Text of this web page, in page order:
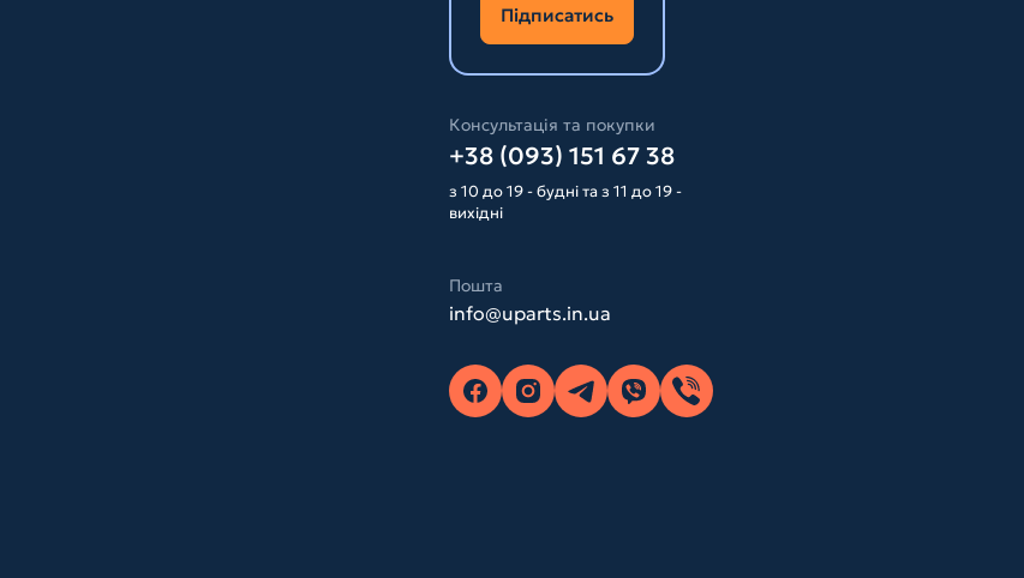
Підписатись
Консультація та покупки
+38 (093) 151 67 38
з 10 до 19 - будні та з 11 до 19 -
вихідні
Пошта
info@uparts.in.ua